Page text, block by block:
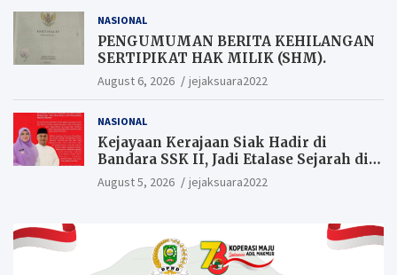
NASIONAL
PENGUMUMAN BERITA KEHILANGAN
SERTIPIKAT HAK MILIK (SHM).
August 6, 2026 jejaksuara2022
NASIONAL
Kejayaan Kerajaan Siak Hadir di
Bandara SSK II, Jadi Etalase Sejarah di
Gerbang Riau
August 5, 2026 jejaksuara2022